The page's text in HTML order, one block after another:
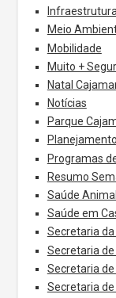
Infraestrutura
Meio
Mobilidade
Muito +
Natal
Notícias
Parque
Planejamento
Programas
Resumo
Saúde Animal
Saúde em
Secretaria
Secretaria
Secretaria
Secretaria de